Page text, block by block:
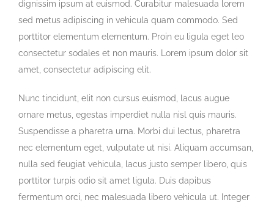
dignissim ipsum at euismod. Curabitur malesuada lorem
sed metus adipiscing in vehicula quam commodo. Sed
porttitor elementum elementum. Proin eu ligula eget leo
consectetur sodales et non mauris. Lorem ipsum dolor sit
amet, consectetur adipiscing elit.
Nunc tincidunt, elit non cursus euismod, lacus augue
ornare metus, egestas imperdiet nulla nisl quis mauris.
Suspendisse a pharetra urna. Morbi dui lectus, pharetra
nec elementum eget, vulputate ut nisi. Aliquam accumsan,
nulla sed feugiat vehicula, lacus justo semper libero, quis
porttitor turpis odio sit amet ligula. Duis dapibus
fermentum orci, nec malesuada libero vehicula ut. Integer